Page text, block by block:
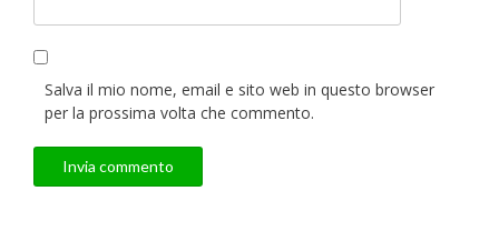
Salva il mio nome, email e sito web in questo browser
per la prossima volta che commento.